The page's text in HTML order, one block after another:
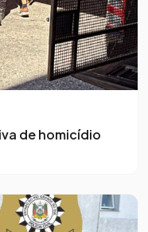
de homicídio